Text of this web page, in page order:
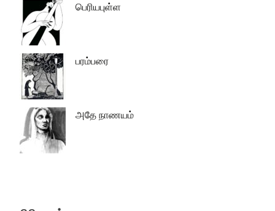
பெரியபுள்ள
பரம்பரை
அதே நாணயம்